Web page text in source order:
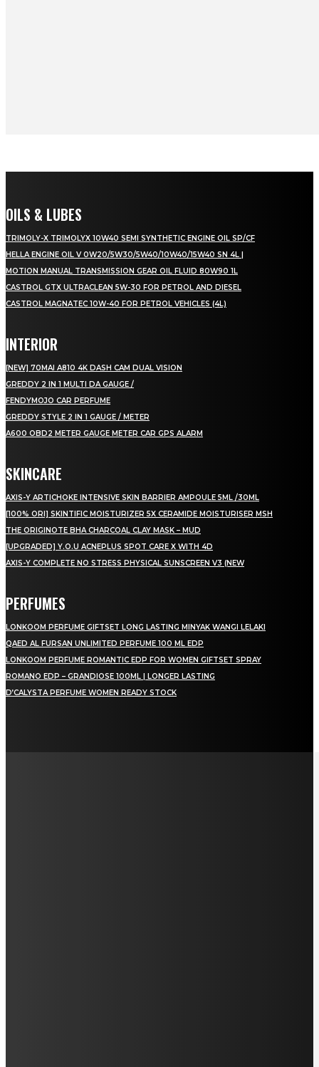
OILS & LUBES
TRIMOLY-X TRIMOLYX 10W40 SEMI SYNTHETIC ENGINE OIL SP/CF
HELLA ENGINE OIL V 0W20/5W30/5W40/10W40/15W40 SN 4L |
MOTION MANUAL TRANSMISSION GEAR OIL FLUID 80W90 1L
CASTROL GTX ULTRACLEAN 5W-30 FOR PETROL AND DIESEL
CASTROL MAGNATEC 10W-40 FOR PETROL VEHICLES (4L)
INTERIOR
[NEW] 70MAI A810 4K DASH CAM DUAL VISION
GREDDY 2 IN 1 MULTI DA GAUGE /
FENDYMOJO CAR PERFUME
GREDDY STYLE 2 IN 1 GAUGE / METER
A600 OBD2 METER GAUGE METER CAR GPS ALARM
SKINCARE
AXIS-Y ARTICHOKE INTENSIVE SKIN BARRIER AMPOULE 5ML /30ML
[100% ORI] SKINTIFIC MOISTURIZER 5X CERAMIDE MOISTURISER MSH
THE ORIGINOTE BHA CHARCOAL CLAY MASK – MUD
[UPGRADED] Y.O.U ACNEPLUS SPOT CARE X WITH 4D
AXIS-Y COMPLETE NO STRESS PHYSICAL SUNSCREEN V3 (NEW
PERFUMES
LONKOOM PERFUME GIFTSET LONG LASTING MINYAK WANGI LELAKI
QAED AL FURSAN UNLIMITED PERFUME 100 ML EDP
LONKOOM PERFUME ROMANTIC EDP FOR WOMEN GIFTSET SPRAY
ROMANO EDP – GRANDIOSE 100ML | LONGER LASTING
D’CALYSTA PERFUME WOMEN READY STOCK